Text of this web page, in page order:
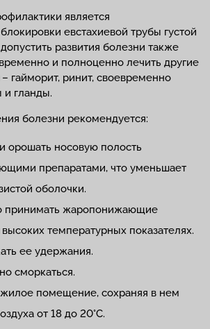
является
евстахиевой трубы густой
развития болезни также
и полноценно лечить другие
гайморит, ринит, своевременно
и гланды.
болезни рекомендуется:
орошать носовую полость
препаратами, что уменьшает
оболочки.
принимать жаропонижающие
температурных показателях.
ее удержания.
сморкаться.
жилое помещение, сохраняя в нем
от 18 до 20°С.